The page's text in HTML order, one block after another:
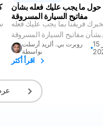
حول ما يجب عليك فعله بشأن
مفاتيح السيارة المسروقة
فريقنا بما يجب عليك فعله
بشأن مفاتيح السيارة المسروقة.
روبرت بي. ألريد أرسلت
بواسطة
15 فبراير
اقرأ أكثر